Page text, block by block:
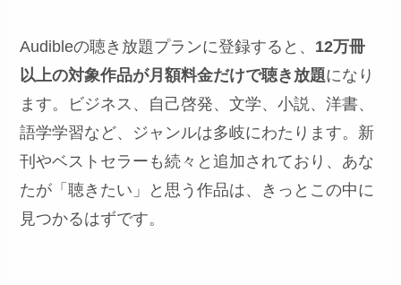
Audibleの聴き放題プランに登録すると、 12万冊
以上の対象作品が月額料金だけで聴き放題になり
ます。ビジネス、自己啓発、文学、小説、洋書、
語学学習など、ジャンルは多岐にわたります。新
刊やベストセラーも続々と追加されており、あな
たが「聴きたい」と思う作品は、きっとこの中に
見つかるはずです。